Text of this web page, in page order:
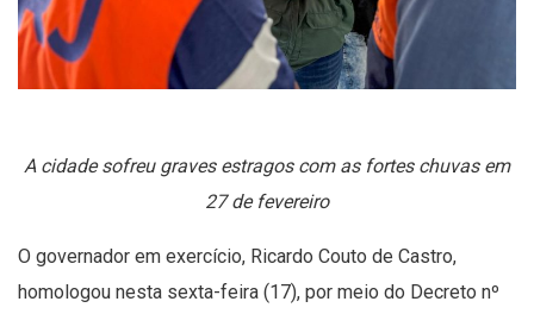
A cidade sofreu graves estragos com as fortes chuvas em
27 de fevereiro
O governador em exercício, Ricardo Couto de Castro,
homologou nesta sexta-feira (17), por meio do Decreto nº